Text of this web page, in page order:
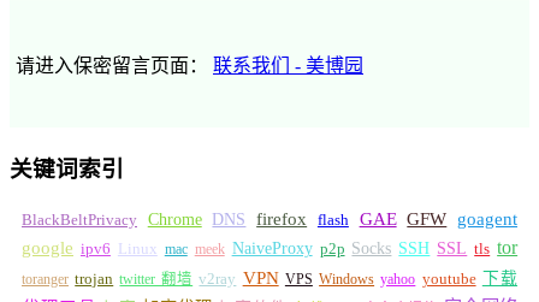
请进入保密留言页面： 联系我们 - 美博园
关键词索引
BlackBeltPrivacy Chrome DNS firefox flash GAE GFW
goagent
google ipv6 Linux mac meek NaiveProxy p2p Socks SSH SSL tls tor
toranger trojan twitter 翻墙 v2ray VPN VPS Windows yahoo youtube 下载